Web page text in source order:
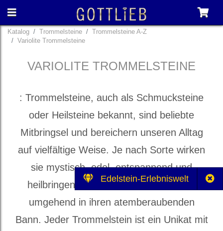
Edelstein-Erlebniswelt
Katalog Trommelsteine
Trommelsteine A-Z
Variolite Trommelsteine
VARIOLITE TROMMELSTEINE
: Trommelsteine, auch als Schmucksteine
oder Heilsteine bekannt, sind beliebte
Mitbringsel und bereichern unseren Alltag
auf vielfältige Weise. Je nach Sorte wirken
sie mystisch, edel, entspannend und
heilbringend und ziehen ihren Besitzer
umgehend in ihren atemberaubenden
Bann. Jeder Trommelstein ist ein Unikat mit